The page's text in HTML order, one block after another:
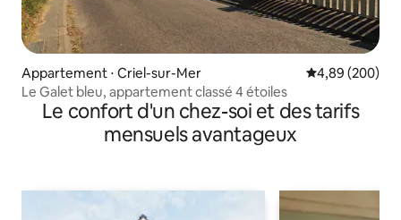
Appartement ⋅ Criel-sur-Mer Évaluation
4,89 (200)
Le Galet bleu, appartement classé 4 étoiles
Le confort d'un chez-soi et des tarifs
mensuels avantageux